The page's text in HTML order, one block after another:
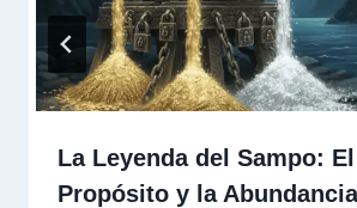
La Leyenda del Sampo:
Propósito y la Abundancia